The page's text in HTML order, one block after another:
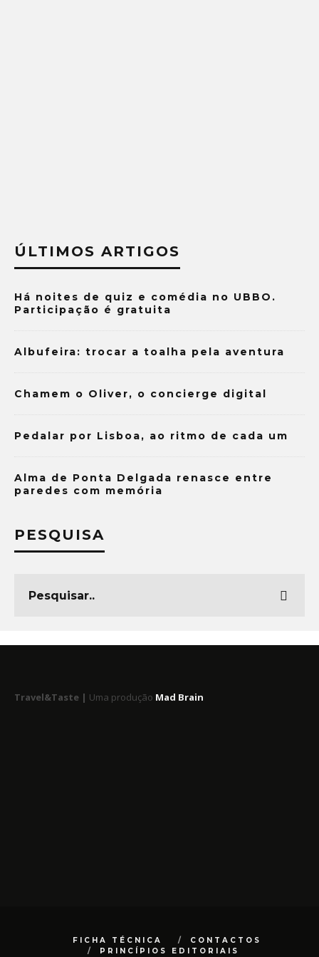
ÚLTIMOS ARTIGOS
Há noites de quiz e comédia no UBBO.
Participação é gratuita
Albufeira: trocar a toalha pela aventura
Chamem o Oliver, o concierge digital
Pedalar por Lisboa, ao ritmo de cada um
Alma de Ponta Delgada renasce entre
paredes com memória
PESQUISA
Travel&Taste | Uma produção Mad Brain
FICHA TÉCNICA
CONTACTOS
PRINCÍPIOS EDITORIAIS